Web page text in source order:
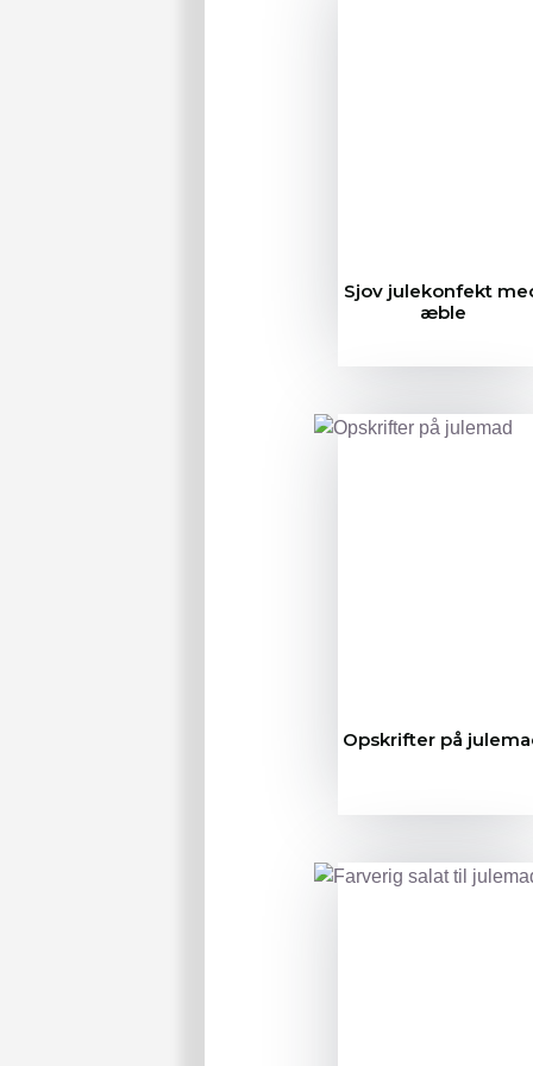
Sjov julekonfekt
æble
Opskrifter på